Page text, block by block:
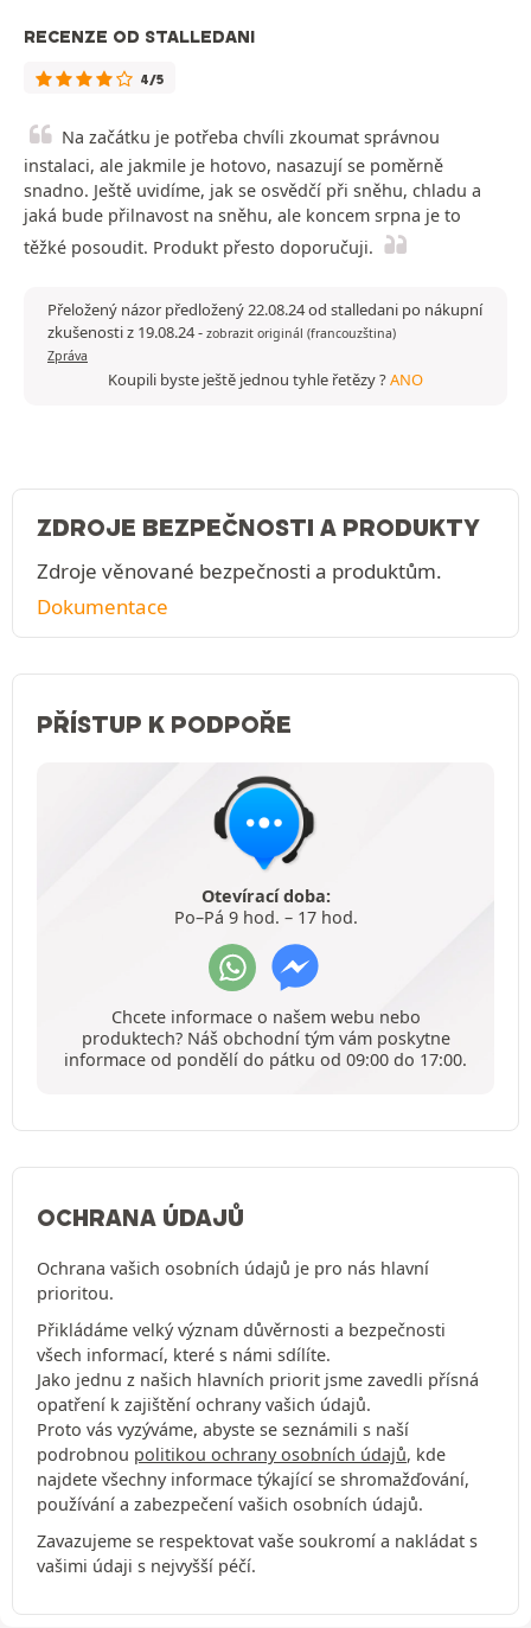
RECENZE OD STALLEDANI
4/5
Na začátku je potřeba chvíli zkoumat správnou
instalaci, ale jakmile je hotovo, nasazují se poměrně
snadno. Ještě uvidíme, jak se osvědčí při sněhu, chladu a
jaká bude přilnavost na sněhu, ale koncem srpna je to
těžké posoudit. Produkt přesto doporučuji.
Přeložený názor předložený 22.08.24 od stalledani po nákupní
zkušenosti z 19.08.24- zobrazit originál (francouzština)
Zpráva
Koupili byste ještě jednou tyhle řetězy ?ANO
ZDROJE BEZPEČNOSTI A PRODUKTY
Zdroje věnované bezpečnosti a produktům.
Dokumentace
PŘÍSTUP K PODPOŘE
Otevírací doba:
Po–Pá 9 hod. – 17 hod.
Chcete informace o našem webu nebo
produktech? Náš obchodní tým vám poskytne
informace od pondělí do pátku od 09:00 do 17:00.
OCHRANA ÚDAJŮ
Ochrana vašich osobních údajů je pro nás hlavní
prioritou.
Přikládáme velký význam důvěrnosti a bezpečnosti
všech informací, které s námi sdílíte.
Jako jednu z našich hlavních priorit jsme zavedli přísná
opatření k zajištění ochrany vašich údajů.
Proto vás vyzýváme, abyste se seznámili s naší
podrobnou politikou ochrany osobních údajů, kde
najdete všechny informace týkající se shromažďování,
používání a zabezpečení vašich osobních údajů.
Zavazujeme se respektovat vaše soukromí a nakládat s
vašimi údaji s nejvyšší péčí.